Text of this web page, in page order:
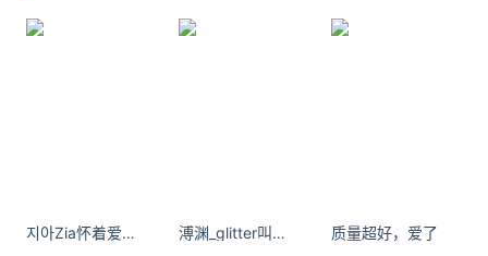
名称价格单位更新日期中国黄金基础金价382.40元/克
今日金价黄金价格实时在线查询：
지아Zia怀着爱意 带着虔诚 保持温柔 追逐星星。 溥渊_glitter叫什么 你所见即我，我不辩驳 质量超好，爱了